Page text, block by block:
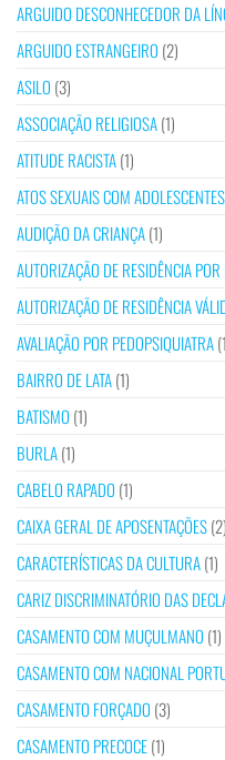
ARGUIDO DESCONHECEDOR DA
ARGUIDO ESTRANGEIRO (2)
ASILO (3)
ASSOCIAÇÃO RELIGIOSA(1)
ATITUDE RACISTA(1)
ATOS SEXUAIS COM ADOLESCENTES
AUDIÇÃO DA CRIANÇA(1)
AUTORIZAÇÃO DE RESIDÊNCIA
AUTORIZAÇÃO DE RESIDÊNCIA
AVALIAÇÃO POR PEDOPSIQUIATRA
BAIRRO DE LATA(1)
BATISMO (1)
BURLA(1)
CABELO RAPADO (1)
CAIXA GERAL DE APOSENTAÇÕES(2)
CARACTERÍSTICAS DA CULTURA(1)
CARIZ DISCRIMINATÓRIO DAS
CASAMENTO COM MUÇULMANO (1)
CASAMENTO COM NACIONAL
CASAMENTO FORÇADO (3)
CASAMENTO PRECOCE(1)